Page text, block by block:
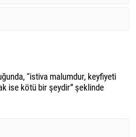
“istiva malumdur, keyfiyeti
ise kötü bir şeydir” şeklinde